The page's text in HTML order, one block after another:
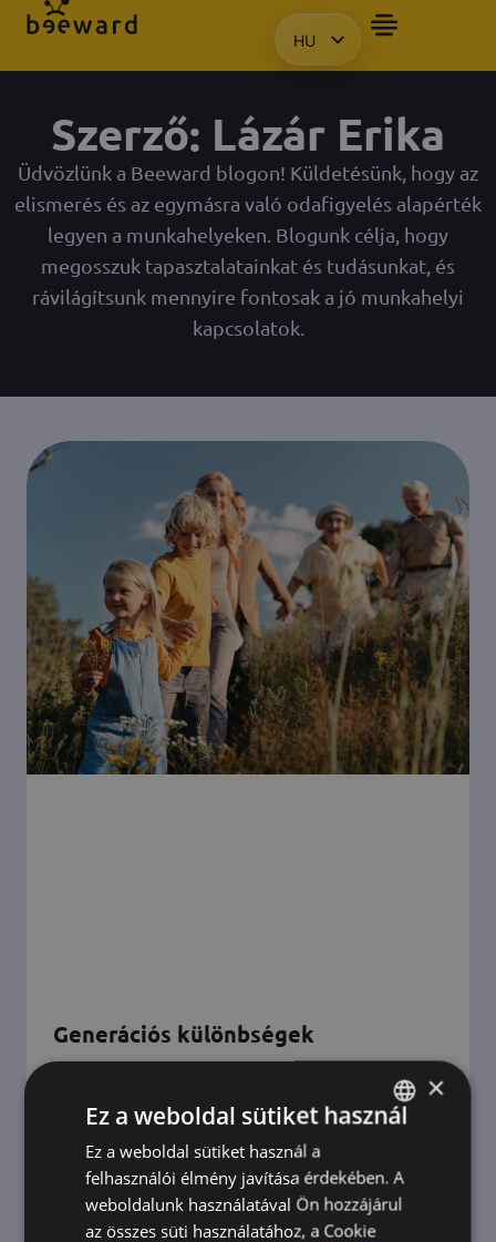
HU
EN
PL
Szerző: Lázár Erika
Üdvözlünk a Beeward blogon! Küldetésünk, hogy az
elismerés és az egymásra való odafigyelés alapérték
legyen a munkahelyeken. Blogunk célja, hogy
megosszuk tapasztalatainkat és tudásunkat, és
rávilágítsunk mennyire fontosak a jó munkahelyi
kapcsolatok.
Generációs különbségek
Összegyűjtve az X, Y és Z generációk általános
jellemzőit három dolgozói profilt írtunk le azért,
hogyegy lépéssel közelebb kerüljünk a csoportok
gondolkodásához és igényeihez.
ENGLISH
KOREAN
×
Ez a weboldal sütiket használ
Ez a weboldal sütiket használ a
felhasználói élmény javítása érdekében. A
weboldalunk használatával Ön hozzájárul
az összes süti használatához, a Cookie